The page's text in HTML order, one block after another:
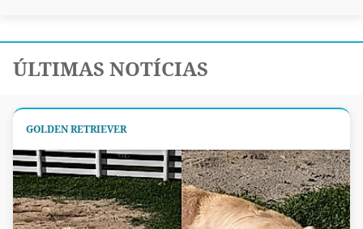
ÚLTIMAS NOTÍCIAS
GOLDEN RETRIEVER